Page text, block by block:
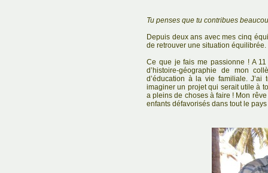
Tu penses que tu contribues
Depuis deux ans avec mes cinq
de retrouver une situation équilibrée.
Ce que je fais me passionne ! A
d’histoire-géographie de mon
d’éducation à la vie familiale.
imaginer un projet qui serait utile à
a pleins de choses à faire ! Mon
enfants défavorisés dans tout le